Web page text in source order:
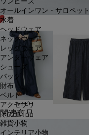
オールインワン・サロペット
水着
ヘッドウェア
ネックウェア
レッグウェア
アンダーウェア
シューズ
バッグ
財布
ベルト
アクセサリ
その他
雑貨小物
インテリア小物
ネイビー
関連商品